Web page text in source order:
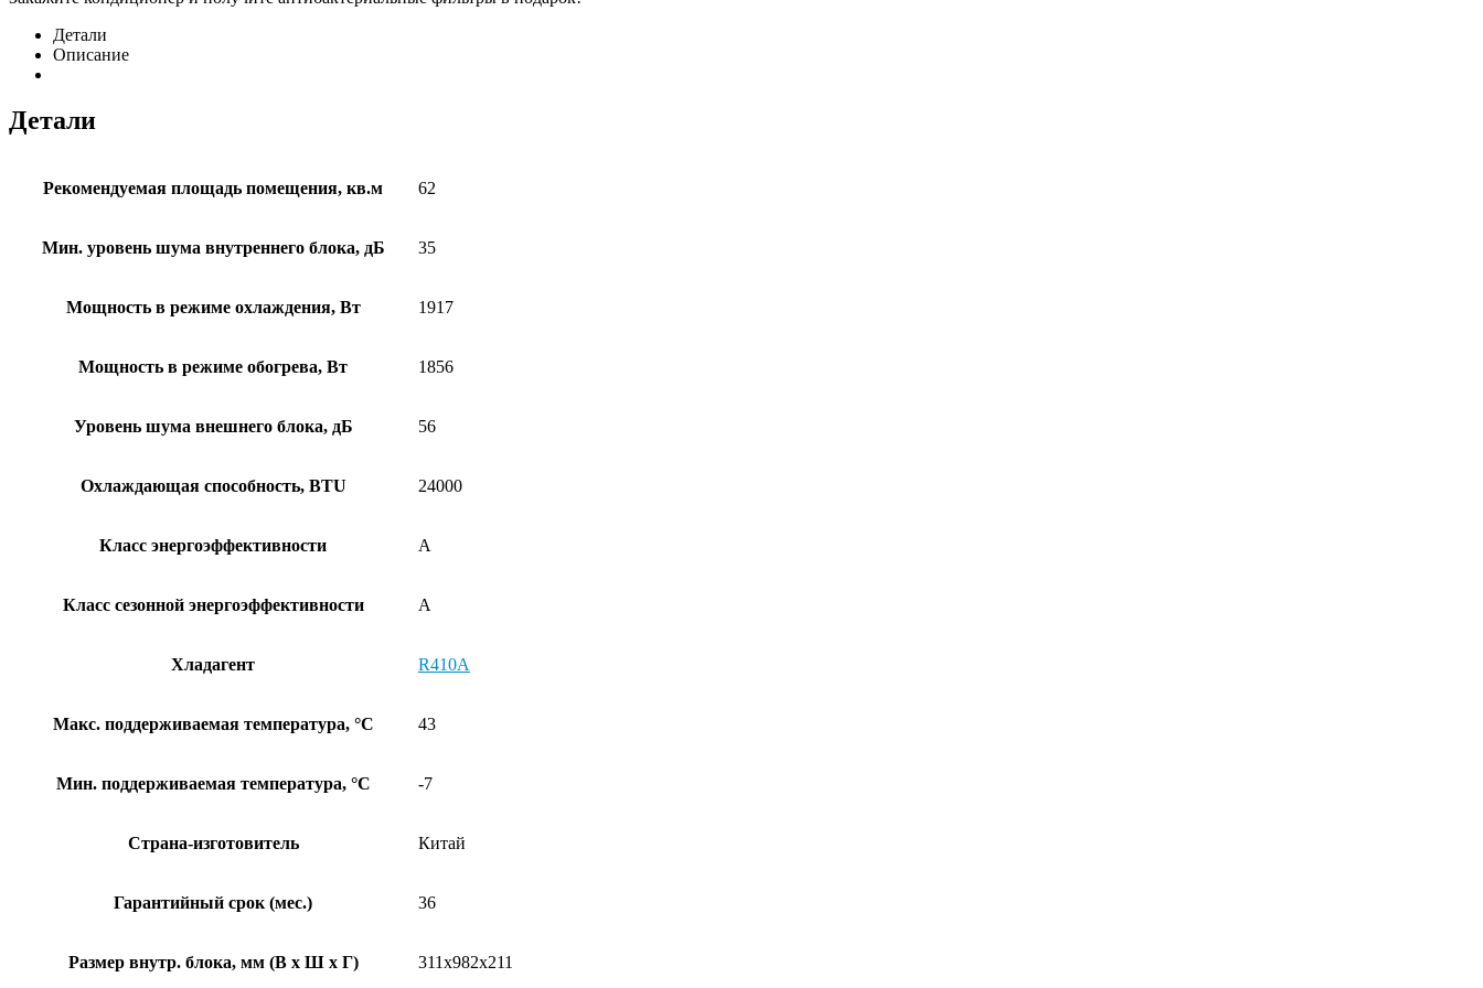
Детали
Описание
Детали
Рекомендуемая площадь помещения, кв.м 62
Мин. уровень шума внутреннего блока, дБ 35
Мощность в режиме охлаждения, Вт 1917
Мощность в режиме обогрева, Вт 1856
Уровень шума внешнего блока, дБ 56
Охлаждающая способность, BTU 24000
Класс энергоэффективности A
Класс сезонной энергоэффективности A
Хладагент R410A
Макс. поддерживаемая температура, °C 43
Мин. поддерживаемая температура, °C -7
Страна-изготовитель Китай
Гарантийный срок (мес.) 36
Размер внутр. блока, мм (В x Ш x Г) 311х982х211